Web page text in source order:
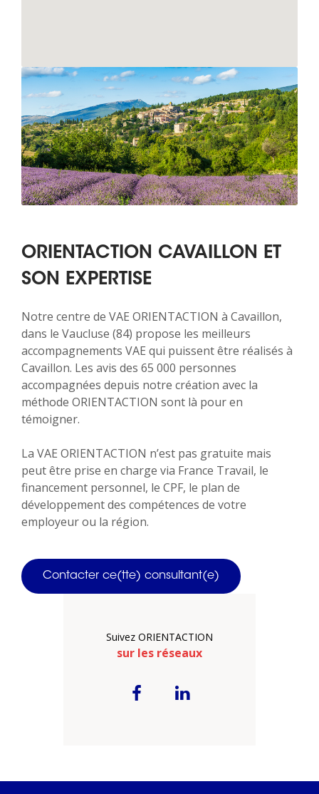
ORIENTACTION CAVAILLON ET
SON EXPERTISE
Notre centre de VAE ORIENTACTION à Cavaillon,
dans le Vaucluse (84) propose les meilleurs
accompagnements VAE qui puissent être réalisés à
Cavaillon. Les avis des 65 000 personnes
accompagnées depuis notre création avec la
méthode ORIENTACTION sont là pour en
témoigner.
La VAE ORIENTACTION n’est pas gratuite mais
peut être prise en charge via France Travail, le
financement personnel, le CPF, le plan de
développement des compétences de votre
employeur ou la région.
Contacter ce(tte) consultant(e)
Suivez ORIENTACTION
sur les réseaux